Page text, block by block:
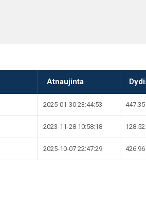
Atnaujinta
2025-01-30 23:44:53 447.35
2023-11-28 10:58:18 128.52
2025-10-07 22:47:29 426.96